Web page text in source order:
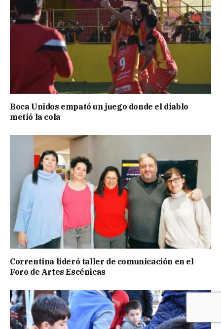
Boca Unidos empató un juego donde el diablo
metió la cola
Correntina lideró taller de comunicación en el
Foro de Artes Escénicas